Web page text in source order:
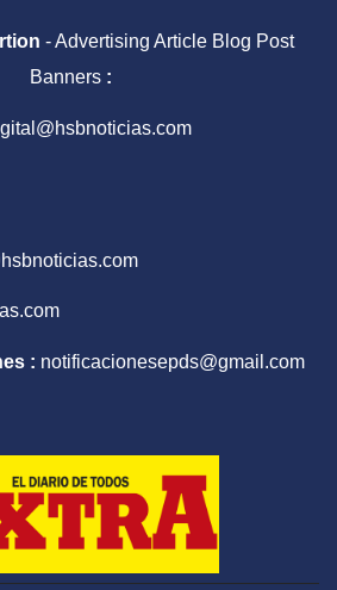
- Advertising Article Blog Post
Banners :
: notificacionesepds@gmail.com